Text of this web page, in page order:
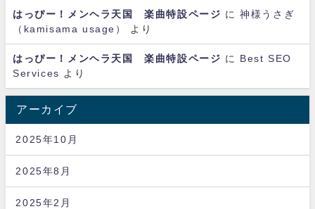
はっぴー！メンヘラ天国 楽曲特設ページ に神様うさぎ
（kamisama usage）
より
はっぴー！メンヘラ天国 楽曲特設ページ に Best SEO
Services より
アーカイブ
2025年10月
2025年8月
2025年2月